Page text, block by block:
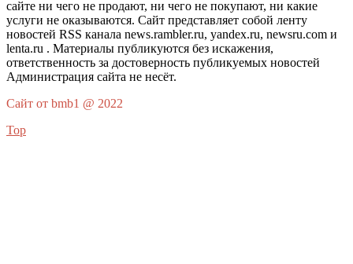
сайте ни чего не продают, ни чего не покупают, ни какие
услуги не оказываются. Сайт представляет собой ленту
новостей RSS канала news.rambler.ru, yandex.ru, newsru.com и
lenta.ru . Материалы публикуются без искажения,
ответственность за достоверность публикуемых новостей
Администрация сайта не несёт.
Сайт от bmb1 @ 2022
Top